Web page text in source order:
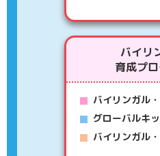
バイリ
育成プ
バイリンガル
グローバルキ
バイリンガル